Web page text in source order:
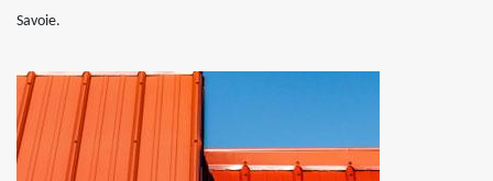
Savoie.